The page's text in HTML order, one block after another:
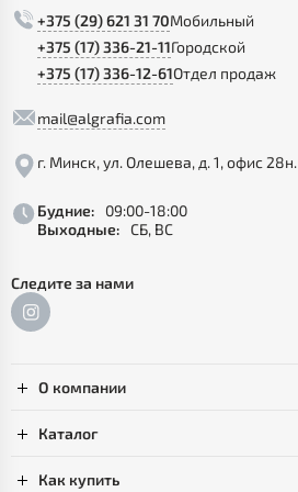
+375 (29) 621 31 70Мобильный
+375 (17) 336-21-11Городской
+375 (17) 336-12-61Отдел продаж
mail@algrafia.com
г. Минск, ул. Олешева, д. 1, офис 28н.
Будние:
09:00-18:00
Выходные: СБ, ВС
Следите за нами
О компании
Каталог
Как купить